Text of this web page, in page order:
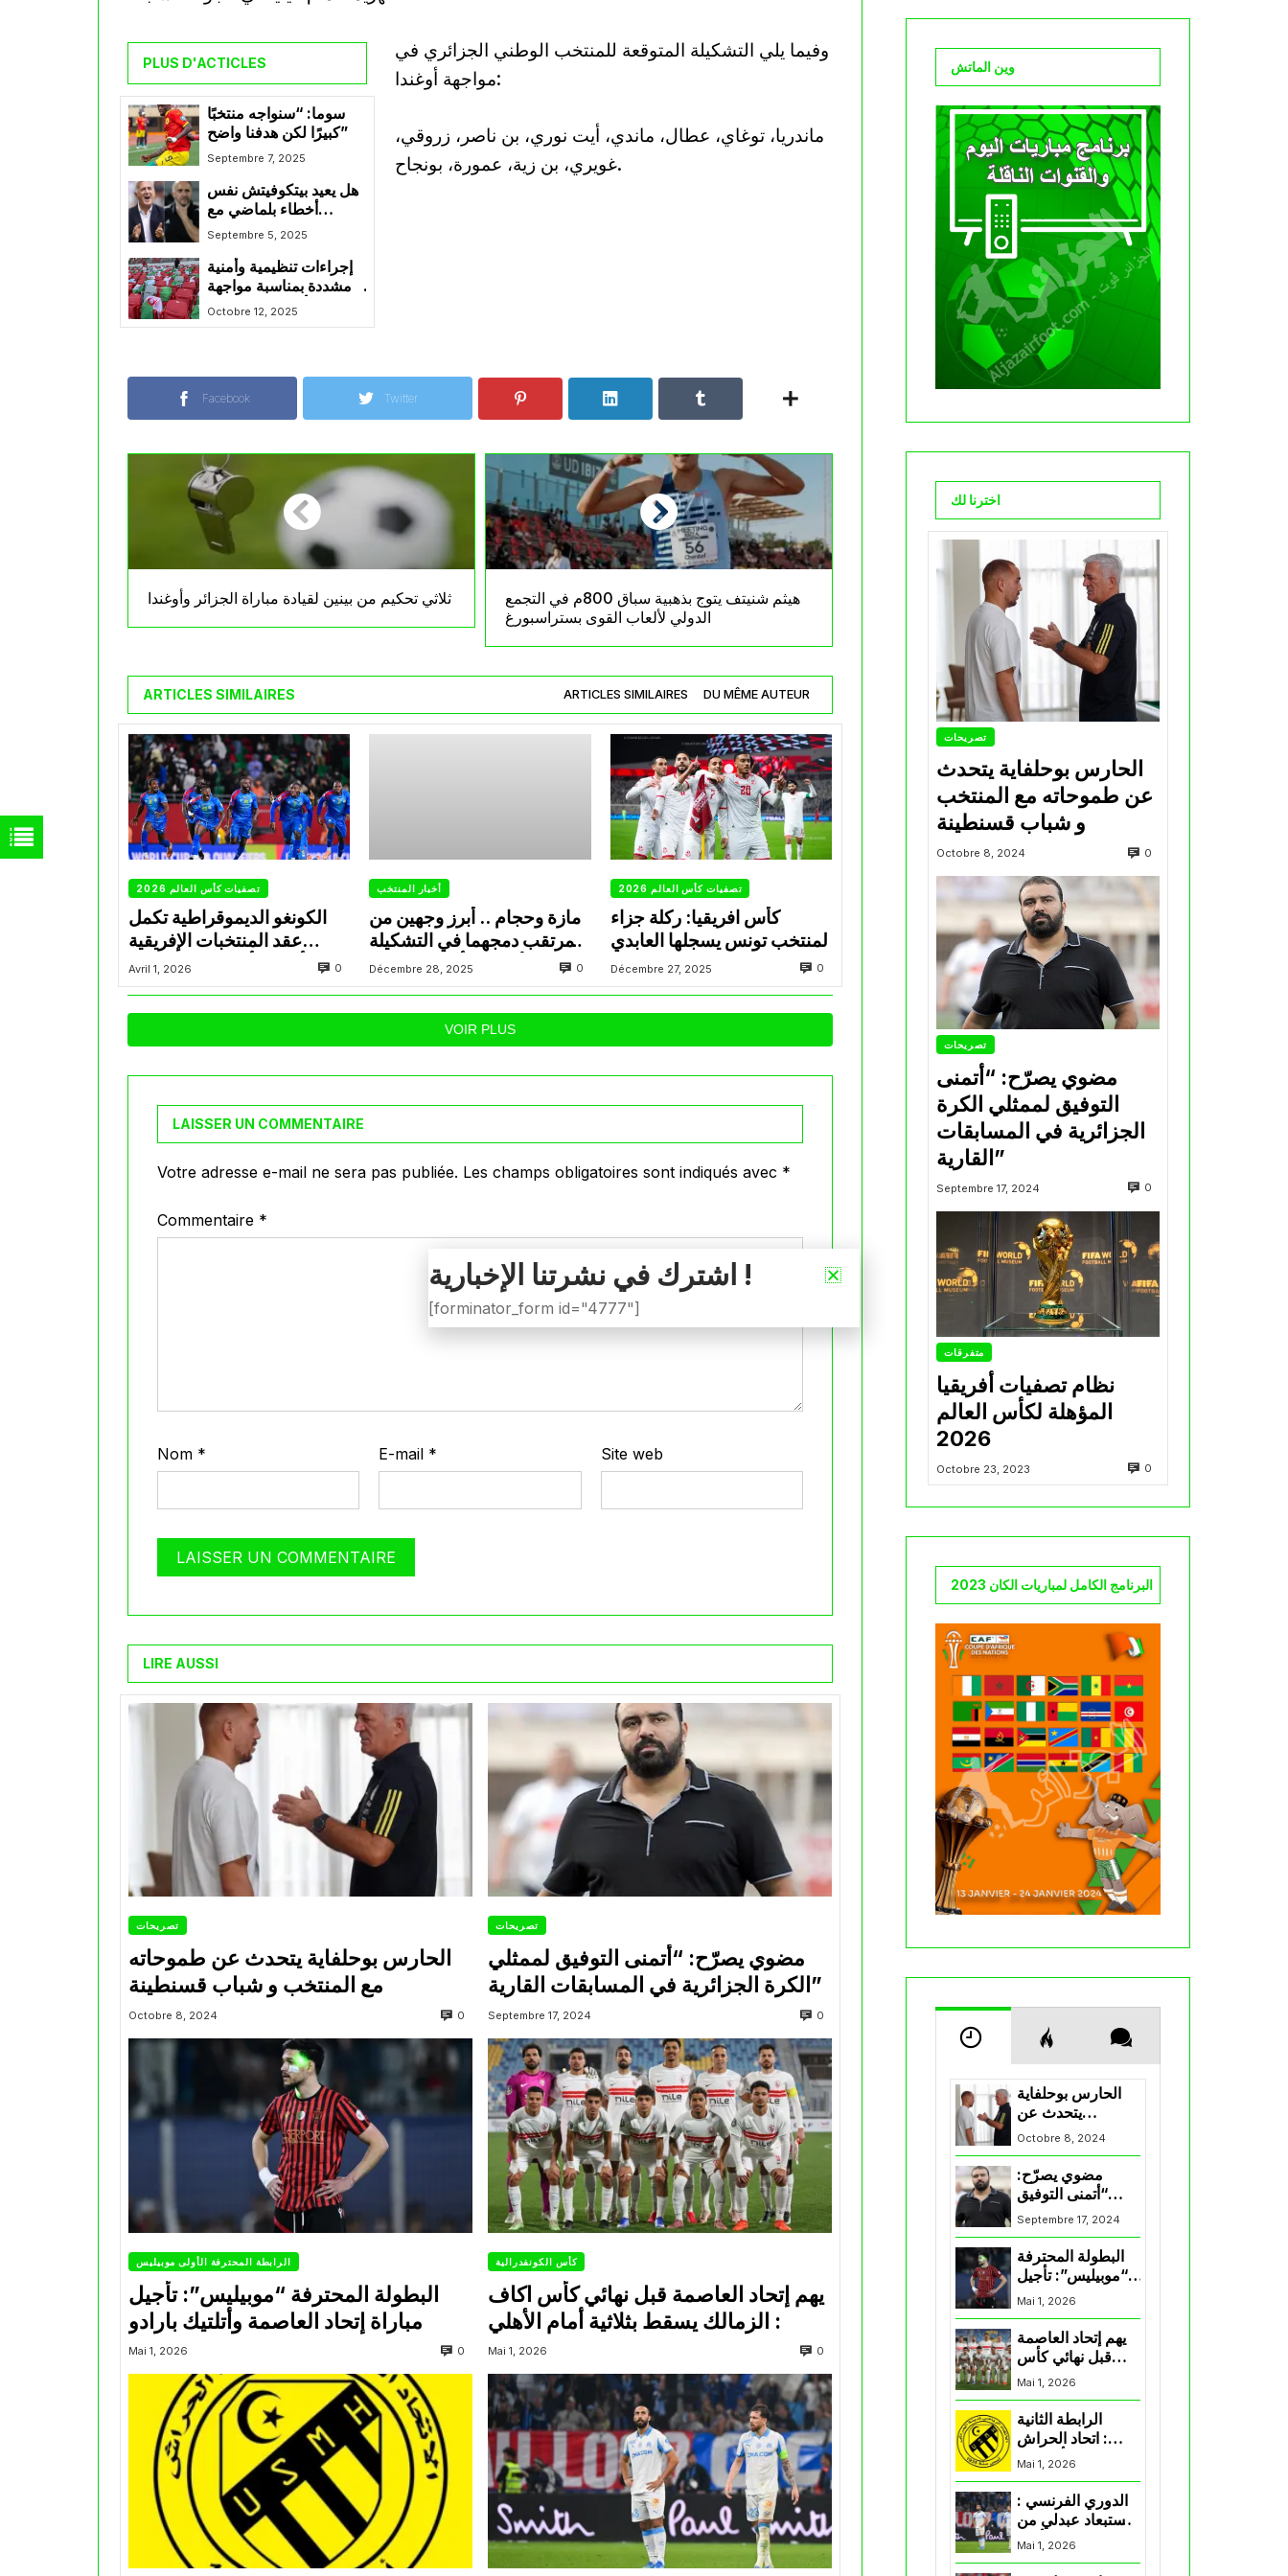
PLUS D'ACTICLES
سوما: “سنواجه منتخبًا
كبيرًا لكن هدفنا واضح”
Septembre 7, 2025
هل يعيد بيتكوفيتش نفس
أخطاء بلماضي مع
الشبان؟
Septembre 5, 2025
إجراءات تنظيمية وأمنية
مشددة بمناسبة مواجهة
الجزائر وأوغندا بتيزي وزو
Octobre 12, 2025
وفيما يلي التشكيلة المتوقعة للمنتخب الوطني الجزائري في
مواجهة أوغندا:
ماندريا، توغاي، عطال، ماندي، أيت نوري، بن ناصر، زروقي،
غويري، بن زية، عمورة، بونجاح.
Facebook Twitter
ثلاثي تحكيم من بينين لقيادة مباراة الجزائر وأوغندا
هيثم شنيتف يتوج بذهبية سباق 800م في التجمع
الدولي لألعاب القوى بستراسبورغ
ARTICLES SIMILAIRES ARTICLES SIMILAIRES DU MÊME AUTEUR
تصفيات كأس العالم 2026
الكونغو الديموقراطية تكمل
عقد المنتخبات الإفريقية
المتأهلة لكأس العالم 2026Avril 1, 2026 0
أخبار المنتخب
مازة وحجام .. أبرز وجهين من
المرتقب دمجهما في التشكيلة
Décembre 28, 2025 0
تصفيات كأس العالم 2026
كأس افريقيا: ركلة جزاء
لمنتخب تونس يسجلها العابدي
Décembre 27, 2025 0
VOIR PLUS
LAISSER UN COMMENTAIRE
Votre adresse e-mail ne sera pas publiée. Les champs obligatoires sont indiqués avec *
Commentaire *
Nom * E-mail * Site web
LIRE AUSSI
تصريحات
الحارس بوحلفاية يتحدث عن طموحاته
مع المنتخب و شباب قسنطينة
Octobre 8, 2024 0
تصريحات
مضوي يصرّح: “أتمنى التوفيق لممثلي
الكرة الجزائرية في المسابقات القارية”
Septembre 17, 2024 0
الرابطة المحترفة الأولى موبيليس
البطولة المحترفة “موبيليس”: تأجيل
مباراة إتحاد العاصمة وأتلتيك بارادو
Mai 1, 2026 0
كأس الكونفدرالية
يهم إتحاد العاصمة قبل نهائي كأس اكاف
Mai 1, 2026 0
وين الماتش
اخترنا لك
تصريحات
الحارس بوحلفاية يتحدث
عن طموحاته مع المنتخب
و شباب قسنطينة
Octobre 8, 2024 0
تصريحات
مضوي يصرّح: “أتمنى
التوفيق لممثلي الكرة
الجزائرية في المسابقات
القارية”
Septembre 17, 2024 0
متفرقات
نظام تصفيات أفريقيا
المؤهلة لكأس العالم
2026
Octobre 23, 2023 0
البرنامج الكامل لمباريات الكان 2023
الحارس بوحلفاية
يتحدث عن
طموحاته مع
المنتخب و شباب
قسنطينة
Octobre 8, 2024
مضوي يصرّح:
“أتمنى التوفيق
لممثلي الكرة
الجزائرية في
Septembre 17, 2024
البطولة المحترفة
“موبيليس”: تأجيل
مباراة إتحاد
العاصمة وأتلتيك
بارادو
Mai 1, 2026
يهم إتحاد العاصمة
قبل نهائي كأس
اكاف : الزمالك
يسقط بثلاثية أمام
Mai 1, 2026
الرابطة الثانية
: اتحاد الحراش
يحسم التأهل إلى
“البلاي أوف”
Mai 1, 2026
الدوري الفرنسي :
استبعاد عبدلي من
قائمة مرسيليا أمام
Mai 1, 2026
اشترك في نشرتنا الإخبارية !
[forminator_form id="4777"]